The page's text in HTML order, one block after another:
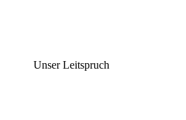
Unser Leitspruch